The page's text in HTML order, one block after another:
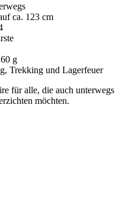
ca. 123 cm
g
Trekking und Lagerfeuer
für alle, die auch unterwegs
möchten.